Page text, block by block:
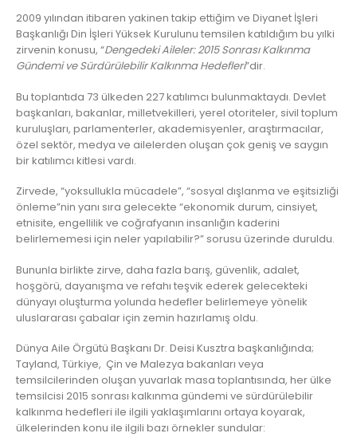
2009 yılından itibaren yakinen takip ettiğim ve Diyanet İşleri
Başkanlığı Din İşleri Yüksek Kurulunu temsilen katıldığım bu yılki
zirvenin konusu, “Dengedeki Aileler: 2015 Sonrası Kalkınma
Gündemi ve Sürdürülebilir Kalkınma Hedefleri”dir.
Bu toplantıda 73 ülkeden 227 katılımcı bulunmaktaydı. Devlet
başkanları, bakanlar, milletvekilleri, yerel otoriteler, sivil toplum
kuruluşları, parlamenterler, akademisyenler, araştırmacılar,
özel sektör, medya ve ailelerden oluşan çok geniş ve saygın
bir katılımcı kitlesi vardı.
Zirvede, “yoksullukla mücadele”, “sosyal dışlanma ve eşitsizliği
önleme”nin yanı sıra gelecekte “ekonomik durum, cinsiyet,
etnisite, engellilik ve coğrafyanın insanlığın kaderini
belirlememesi için neler yapılabilir?” sorusu üzerinde duruldu.
Bununla birlikte zirve, daha fazla barış, güvenlik, adalet,
hoşgörü, dayanışma ve refahı teşvik ederek gelecekteki
dünyayı oluşturma yolunda hedefler belirlemeye yönelik
uluslararası çabalar için zemin hazırlamış oldu.
Dünya Aile Örgütü Başkanı Dr. Deisi Kusztra başkanlığında;
Tayland, Türkiye, Çin ve Malezya bakanları veya
temsilcilerinden oluşan yuvarlak masa toplantısında, her ülke
temsilcisi 2015 sonrası kalkınma gündemi ve sürdürülebilir
kalkınma hedefleri ile ilgili yaklaşımlarını ortaya koyarak,
ülkelerinden konu ile ilgili bazı örnekler sundular: